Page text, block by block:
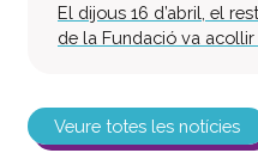
El dijous 16 d’abril, el
de la Fundació va acollir
Veure totes les notícies